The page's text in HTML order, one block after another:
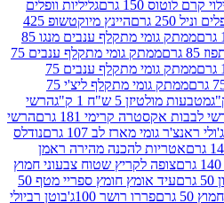
גליליות וופלים
היינץ מיוקטשופ 425
ממתק גומי מתקלף ענבים מנגו 85
ממתק גומי מתקלף ענבים 75
ממתק גומי מתקלף ענבים 75
ממתק גומי מתקלף ליצ'י 75
5 ש"ח 1 ק"ג
הרשי
קרימי 181 גרם
הרשי
מארז לב 107 גרם
נודלס
להכנה מהירה ראמן
לקריץ שטוח צבעוני חמוץ
עיד אומץ חומץ ספריי מטף 50
פררו רושר 100ג'
בוטן רביולי